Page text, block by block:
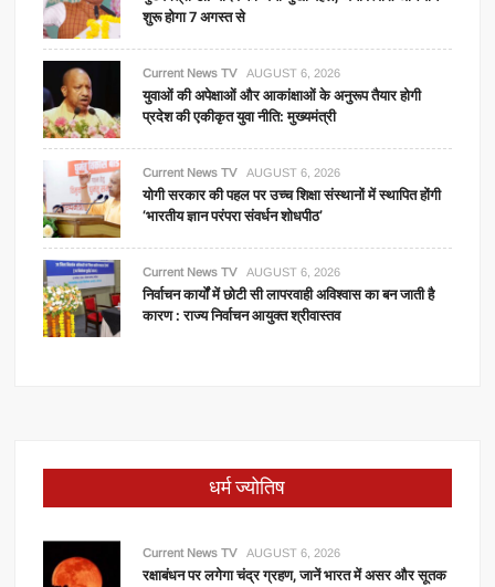
शुरू होगा 7 अगस्त से
Current News TV AUGUST 6, 2026
युवाओं की अपेक्षाओं और आकांक्षाओं के अनुरूप तैयार होगी
प्रदेश की एकीकृत युवा नीति: मुख्यमंत्री
Current News TV AUGUST 6, 2026
योगी सरकार की पहल पर उच्च शिक्षा संस्थानों में स्थापित होंगी
‘भारतीय ज्ञान परंपरा संवर्धन शोधपीठ’
Current News TV AUGUST 6, 2026
निर्वाचन कार्यों में छोटी सी लापरवाही अविश्वास का बन जाती है
कारण : राज्य निर्वाचन आयुक्त श्रीवास्तव
धर्म ज्योतिष
Current News TV AUGUST 6, 2026
रक्षाबंधन पर लगेगा चंद्र ग्रहण, जानें भारत में असर और सूतक